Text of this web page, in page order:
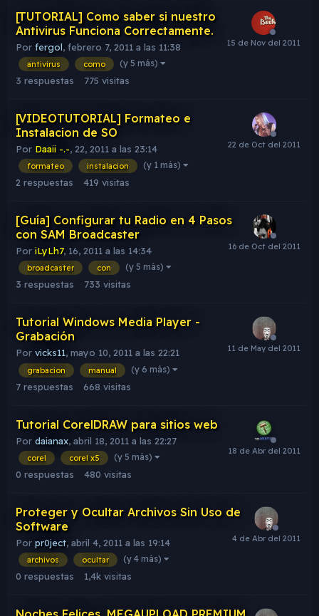
[TUTORIAL] Como saber si nuestro
Antivirus Funciona Correctamente.
Por fergol, febrero 7, 2011 a las 11:38
antivirus como (y 5 más)
3 respuestas 775 visitas
[VIDEOTUTORIAL] Formateo e
Instalacion de SO
Por Daaii -.-, 22, 2011 a las 23:14
formateo instalacion (y 1 más)
2 respuestas 419 visitas
[Guía] Configurar tu Radio en 4 Pasos
con SAM Broadcaster
Por iLyLh7, 16, 2011 a las 14:34
broadcaster con (y 5 más)
3 respuestas 733 visitas
Tutorial Windows Media Player -
Grabación
Por vicks11, mayo 10, 2011 a las 22:21
grabacion manual (y 6 más)
7 respuestas 668 visitas
Tutorial CorelDRAW para sitios web
Por daianax, abril 18, 2011 a las 22:27
corel corel x5 (y 5 más)
0 respuestas 480 visitas
Proteger y Ocultar Archivos Sin Uso de
Software
Por pr0ject, abril 4, 2011 a las 19:14
archivos ocultar (y 4 más)
0 respuestas 1,4k visitas